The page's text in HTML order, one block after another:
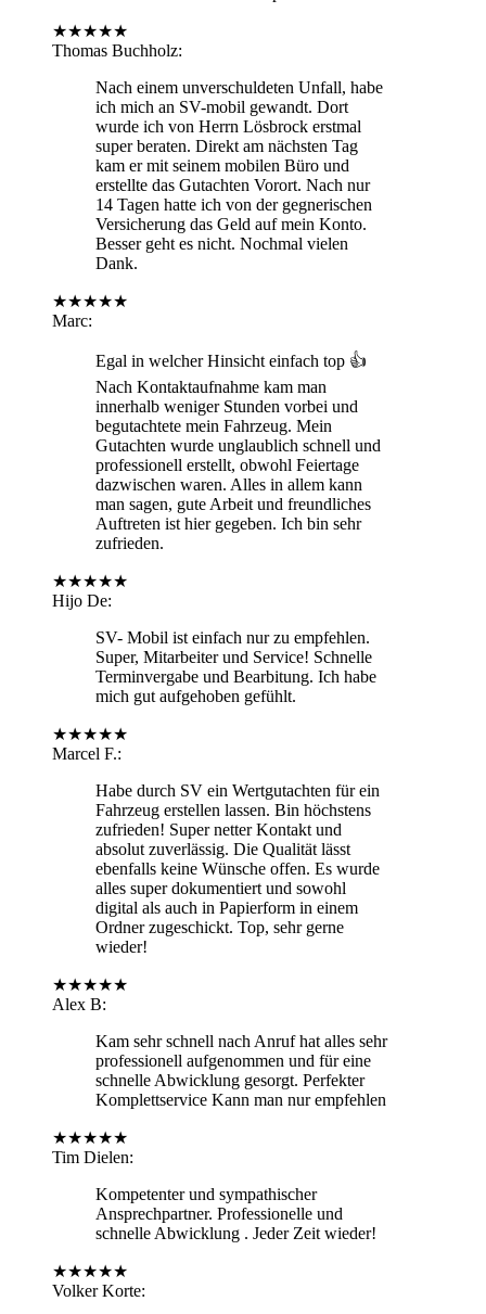
★★★★★
Thomas Buchholz:
Nach einem unverschuldeten Unfall, habe
ich mich an SV-mobil gewandt. Dort
wurde ich von Herrn Lösbrock erstmal
super beraten. Direkt am nächsten Tag
kam er mit seinem mobilen Büro und
erstellte das Gutachten Vorort. Nach nur
14 Tagen hatte ich von der gegnerischen
Versicherung das Geld auf mein Konto.
Besser geht es nicht. Nochmal vielen
Dank.
★★★★★
Marc:
Egal in welcher Hinsicht einfach top 👍
Nach Kontaktaufnahme kam man
innerhalb weniger Stunden vorbei und
begutachtete mein Fahrzeug. Mein
Gutachten wurde unglaublich schnell und
professionell erstellt, obwohl Feiertage
dazwischen waren. Alles in allem kann
man sagen, gute Arbeit und freundliches
Auftreten ist hier gegeben. Ich bin sehr
zufrieden.
★★★★★
Hijo De:
SV- Mobil ist einfach nur zu empfehlen.
Super, Mitarbeiter und Service! Schnelle
Terminvergabe und Bearbitung. Ich habe
mich gut aufgehoben gefühlt.
★★★★★
Marcel F.:
Habe durch SV ein Wertgutachten für ein
Fahrzeug erstellen lassen. Bin höchstens
zufrieden! Super netter Kontakt und
absolut zuverlässig. Die Qualität lässt
ebenfalls keine Wünsche offen. Es wurde
alles super dokumentiert und sowohl
digital als auch in Papierform in einem
Ordner zugeschickt. Top, sehr gerne
wieder!
★★★★★
Alex B:
Kam sehr schnell nach Anruf hat alles sehr
professionell aufgenommen und für eine
schnelle Abwicklung gesorgt. Perfekter
Komplettservice Kann man nur empfehlen
★★★★★
Tim Dielen:
Kompetenter und sympathischer
Ansprechpartner. Professionelle und
schnelle Abwicklung . Jeder Zeit wieder!
★★★★★
Volker Korte: